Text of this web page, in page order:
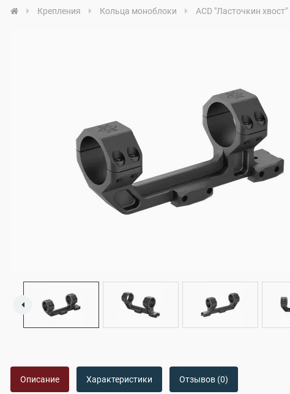
Крепления Кольца моноблоки ACD "Ласточкин
Описание Характеристики Отзывов (0)